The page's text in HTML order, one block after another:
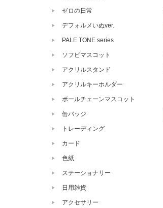
ゼロの日常
デフォルメいぬver.
PALE TONE series
ソフビマスコット
アクリルスタンド
アクリルキーホルダー
ボールチェーンマスコット
缶バッジ
トレーディング
カード
色紙
ステーショナリー
日用雑貨
アクセサリー